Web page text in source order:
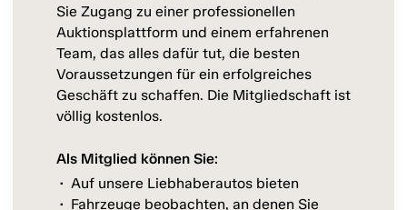
Sie Zugang zu einer professionellen
Auktionsplattform und einem erfahrenen
Team, das alles dafür tut, die besten
Voraussetzungen für ein erfolgreiches
Geschäft zu schaffen. Die Mitgliedschaft ist
völlig kostenlos.
Als Mitglied können Sie:
Auf unsere Liebhaberautos bieten
Fahrzeuge beobachten, an denen Sie